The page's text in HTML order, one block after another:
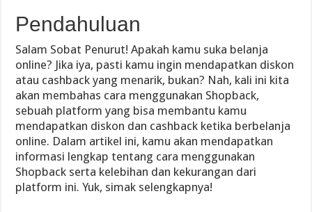
Pendahuluan
Salam Sobat Penurut! Apakah kamu suka belanja
online? Jika iya, pasti kamu ingin mendapatkan diskon
atau cashback yang menarik, bukan? Nah, kali ini kita
akan membahas cara menggunakan Shopback,
sebuah platform yang bisa membantu kamu
mendapatkan diskon dan cashback ketika berbelanja
online. Dalam artikel ini, kamu akan mendapatkan
informasi lengkap tentang cara menggunakan
Shopback serta kelebihan dan kekurangan dari
platform ini. Yuk, simak selengkapnya!